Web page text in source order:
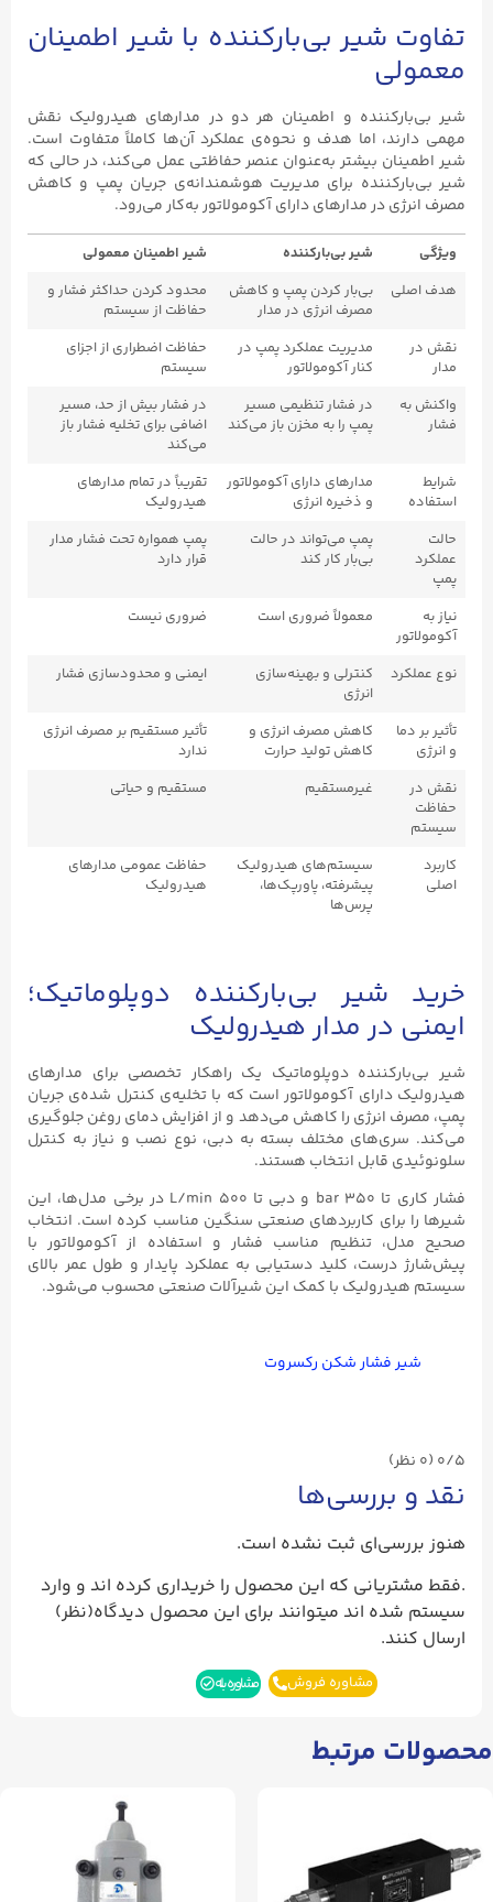
تفاوت شیر بی‌بارکننده با شیر اطمینان
معمولی
شیر بی‌بارکننده و اطمینان هر دو در مدارهای هیدرولیک نقش
مهمی دارند، اما هدف و نحوه‌ی عملکرد آن‌ها کاملاً متفاوت است.
شیر اطمینان بیشتر به‌عنوان عنصر حفاظتی عمل می‌کند، در حالی که
شیر بی‌بارکننده برای مدیریت هوشمندانه‌ی جریان پمپ و کاهش
مصرف انرژی در مدارهای دارای آکومولاتور به‌کار می‌رود.
ویژگی شیر بی‌بارکننده
شیر اطمینان معمولی
هدف اصلی
بی‌بار کردن پمپ و کاهش
مصرف انرژی در مدار
محدود کردن حداکثر فشار و
حفاظت از سیستم
نقش در
مدار
مدیریت عملکرد پمپ در
کنار آکومولاتور
حفاظت اضطراری از اجزای
سیستم
واکنش به
فشار
در فشار تنظیمی مسیر
پمپ را به مخزن باز می‌کند
در فشار بیش از حد، مسیر
اضافی برای تخلیه فشار باز
می‌کند
شرایط
استفاده
مدارهای دارای آکومولاتور
و ذخیره انرژی
تقریباً در تمام مدارهای
هیدرولیک
حالت
عملکرد
پمپ
پمپ می‌تواند در حالت
بی‌بار کار کند
پمپ همواره تحت فشار مدار
قرار دارد
نیاز به
آکومولاتور
معمولاً ضروری است ضروری نیست
نوع عملکرد
کنترلی و بهینه‌سازی
انرژی
ایمنی و محدودسازی فشار
تأثیر بر دما
و انرژی
کاهش مصرف انرژی و
کاهش تولید حرارت
تأثیر مستقیم بر مصرف انرژی
ندارد
نقش در
حفاظت
سیستم
غیرمستقیم مستقیم و حیاتی
کاربرد
اصلی
سیستم‌های هیدرولیک
پیشرفته، پاورپک‌ها،
پرس‌ها
حفاظت عمومی مدارهای
هیدرولیک
خرید شیر بی‌بارکننده دوپلوماتیک؛
ایمنی در مدار هیدرولیک
شیر بی‌بارکننده دوپلوماتیک یک راهکار تخصصی برای مدارهای
هیدرولیک دارای آکومولاتور است که با تخلیه‌ی کنترل شده‌ی جریان
پمپ، مصرف انرژی را کاهش می‌دهد و از افزایش دمای روغن جلوگیری
می‌کند. سری‌های مختلف بسته به دبی، نوع نصب و نیاز به کنترل
سلونوئیدی قابل انتخاب هستند.
فشار کاری تا ۳۵۰ bar و دبی تا ۵۰۰ L/min در برخی مدل‌ها، این
شیرها را برای کاربردهای صنعتی سنگین مناسب کرده است. انتخاب
صحیح مدل، تنظیم مناسب فشار و استفاده از آکومولاتور با
پیش‌شارژ درست، کلید دستیابی به عملکرد پایدار و طول عمر بالای
سیستم هیدرولیک با کمک این شیرآلات صنعتی محسوب می‌شود.
شیر فشار شکن رکسروت
0/5 (۰ نظر)
نقد و بررسی‌ها
هنوز بررسی‌ای ثبت نشده است.
.فقط مشتریانی که این محصول را خریداری کرده اند و وارد
سیستم شده اند میتوانند برای این محصول دیدگاه(نظر)
ارسال کنند.
مشاوره فروش مشاوره بله
محصولات مرتبط